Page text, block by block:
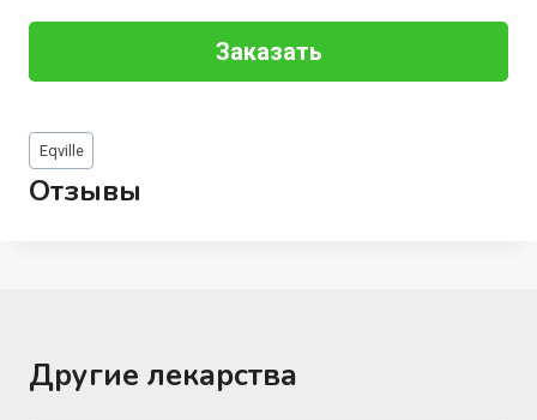
Заказать
Метки
записи:
Eqville
Отзывы
Другие лекарства